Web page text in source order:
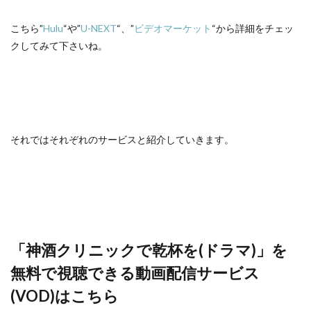
こちら”Hulu“や”U-NEXT“、”ビデオマーケット “から詳細をチェッ
クしてみて下さいね。
それではそれぞれのサービスと紹介していきます。
「神酒クリニックで乾杯を(ドラマ)」を
無料で視聴できる動画配信サービス
(VOD)はこちら